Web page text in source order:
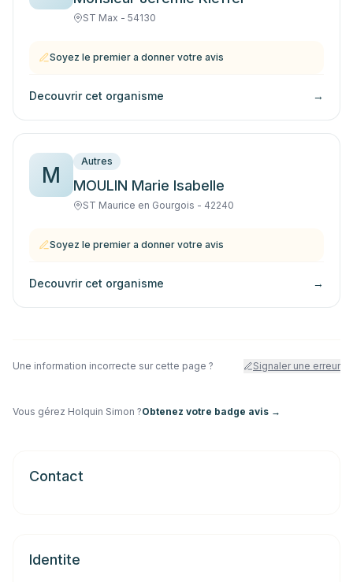
ST Max - 54130
Soyez le premier a donner votre avis
Decouvrir cet organisme →
M
Autres
MOULIN Marie Isabelle
ST Maurice en Gourgois - 42240
Soyez le premier a donner votre avis
Decouvrir cet organisme →
Une information incorrecte sur cette page ? Signaler une erreur
Vous gérez Holquin Simon ?Obtenez votre badge avis →
Contact
Identite